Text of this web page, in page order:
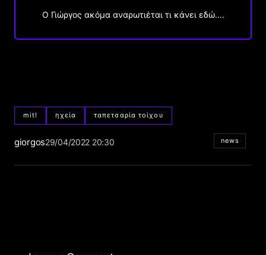
Ο Γιώργος ακόμα αναρωτιέται τι κάνει εδώ….
mit! ηχεία ταπετσαρία τοίχου
giorgos29/04/2022 20:30 news